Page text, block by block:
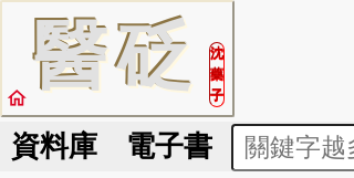
醫砭
沈
藥
子
home
資料庫 電子書